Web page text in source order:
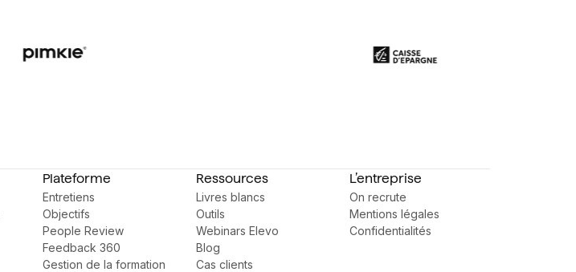
Plateforme
Entretiens
Objectifs
People Review
Feedback 360
Gestion de la formation
Ressources
Livres blancs
Outils
Webinars Elevo
Blog
Cas clients
L’entreprise
On recrute
Mentions légales
Confidentialités